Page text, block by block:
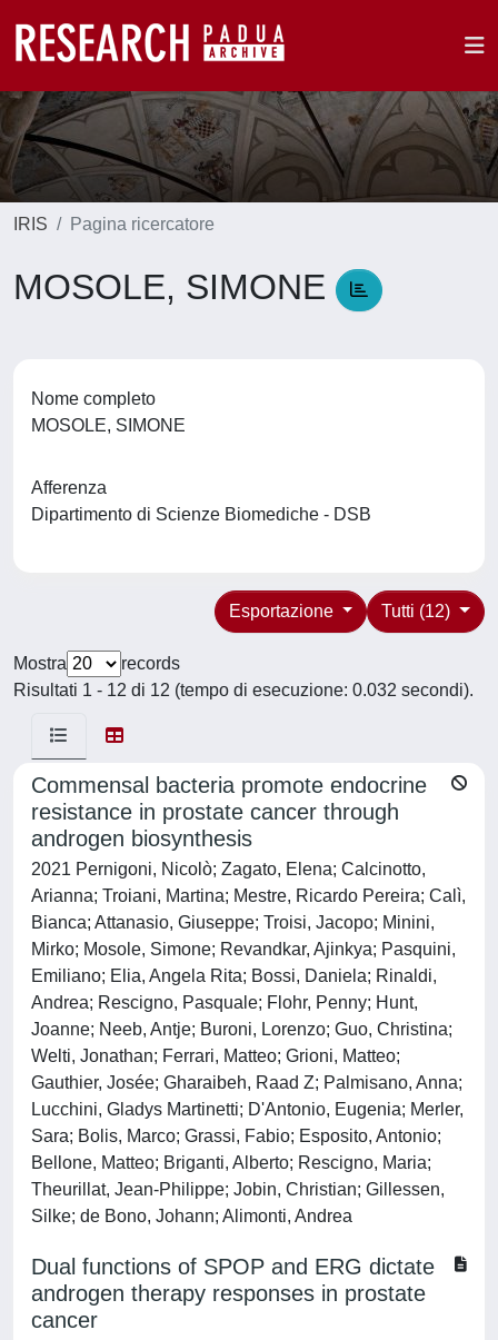
IRIS Pagina ricercatore
MOSOLE, SIMONE
Nome completo
MOSOLE, SIMONE
Afferenza
Dipartimento di Scienze Biomediche - DSB
Tutti (12)
Esportazione
Mostra
records
Risultati 1 - 12 di 12 (tempo di esecuzione: 0.032 secondi).
Commensal bacteria promote endocrine
resistance in prostate cancer through
androgen biosynthesis
2021 Pernigoni, Nicolò; Zagato, Elena; Calcinotto,
Arianna; Troiani, Martina; Mestre, Ricardo Pereira; Calì,
Bianca; Attanasio, Giuseppe; Troisi, Jacopo; Minini,
Mirko; Mosole, Simone; Revandkar, Ajinkya; Pasquini,
Emiliano; Elia, Angela Rita; Bossi, Daniela; Rinaldi,
Andrea; Rescigno, Pasquale; Flohr, Penny; Hunt,
Joanne; Neeb, Antje; Buroni, Lorenzo; Guo, Christina;
Welti, Jonathan; Ferrari, Matteo; Grioni, Matteo;
Gauthier, Josée; Gharaibeh, Raad Z; Palmisano, Anna;
Lucchini, Gladys Martinetti; D'Antonio, Eugenia; Merler,
Sara; Bolis, Marco; Grassi, Fabio; Esposito, Antonio;
Bellone, Matteo; Briganti, Alberto; Rescigno, Maria;
Theurillat, Jean-Philippe; Jobin, Christian; Gillessen,
Silke; de Bono, Johann; Alimonti, Andrea
Dual functions of SPOP and ERG dictate
androgen therapy responses in prostate
cancer